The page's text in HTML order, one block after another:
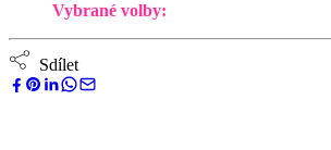
Vybrané volby:
Sdílet